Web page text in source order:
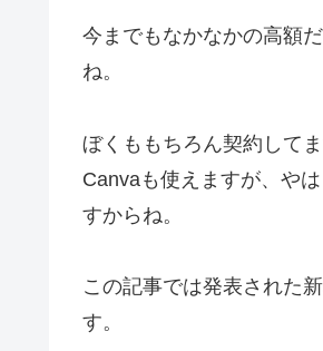
今までもなかなかの高額
ね。
ぼくももちろん契約して
Canvaも使えますが、や
すからね。
この記事では発表された
す。